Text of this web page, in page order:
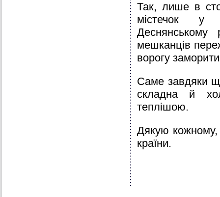
Так, лише в
містечок у
мешканців
ворогу
Саме завдяки
складна й
теплішою.
Дякую кожному,
країни.